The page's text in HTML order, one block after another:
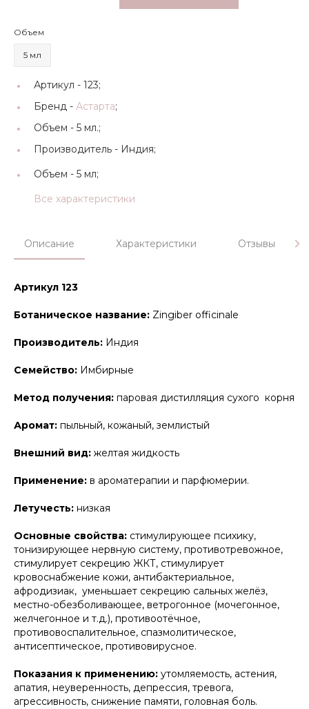
Объем
5 мл
Артикул - 123;
Бренд - Астарта;
Объем - 5 мл.;
Производитель - Индия;
Объем - 5 мл;
Все характеристики
Описание Характеристики Отзывы
Артикул 123
Ботаническое название: Zingiber officinale
Производитель: Индия
Семейство: Имбирные
Метод получения: паровая дистилляция сухого корня
Аромат: пыльный, кожаный, землистый
Внешний вид: желтая жидкость
Применение: в ароматерапии и парфюмерии.
Летучесть: низкая
Основные свойства: стимулирующее психику,
тонизирующее нервную систему, противотревожное,
стимулирует секрецию ЖКТ, стимулирует
кровоснабжение кожи, антибактериальное,
афродизиак, уменьшает секрецию сальных желёз,
местно-обезболивающее, ветрогонное (мочегонное,
желчегонное и т.д.), противоотёчное,
противовоспалительное, спазмолитическое,
антисептическое, противовирусное.
Показания к применению: утомляемость, астения,
апатия, неуверенность, депрессия, тревога,
агрессивность, снижение памяти, головная боль.